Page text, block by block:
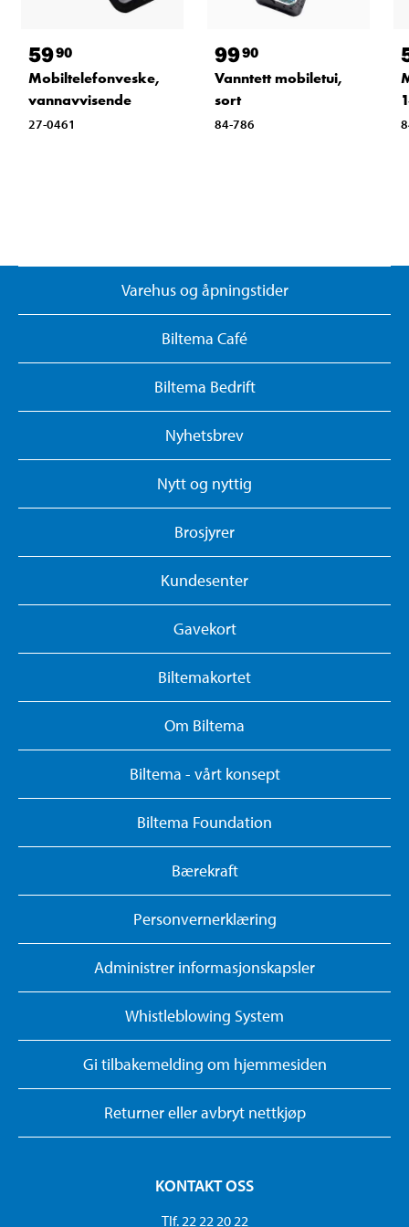
5990
Mobiltelefonveske,
vannavvisende
27-0461
9990
Vanntett mobiletui,
sort
84-786
Varehus og åpningstider
Biltema Café
Biltema Bedrift
Nyhetsbrev
Nytt og nyttig
Brosjyrer
Kundesenter
Gavekort
Biltemakortet
Om Biltema
Biltema - vårt konsept
Biltema Foundation
Bærekraft
Personvernerklæring
Administrer informasjonskapsler
Whistleblowing System
Gi tilbakemelding om hjemmesiden
Returner eller avbryt nettkjøp
KONTAKT OSS
Tlf. 22 22 20 22